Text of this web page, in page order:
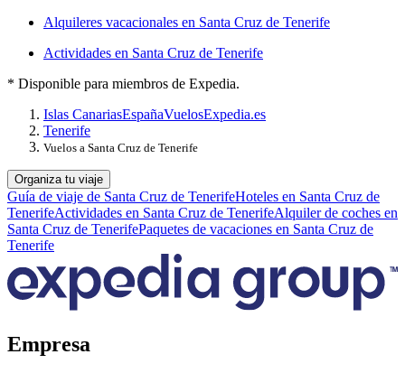
Alquileres vacacionales en Santa Cruz de Tenerife
Actividades en Santa Cruz de Tenerife
* Disponible para miembros de Expedia.
Islas CanariasEspañaVuelosExpedia.es
Tenerife
Vuelos a Santa Cruz de Tenerife
Organiza tu viaje
Guía de viaje de Santa Cruz de TenerifeHoteles en Santa Cruz de
TenerifeActividades en Santa Cruz de TenerifeAlquiler de coches en
Santa Cruz de TenerifePaquetes de vacaciones en Santa Cruz de
Tenerife
Empresa